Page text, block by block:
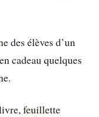
des élèves d’un
cadeau quelques
feuillette